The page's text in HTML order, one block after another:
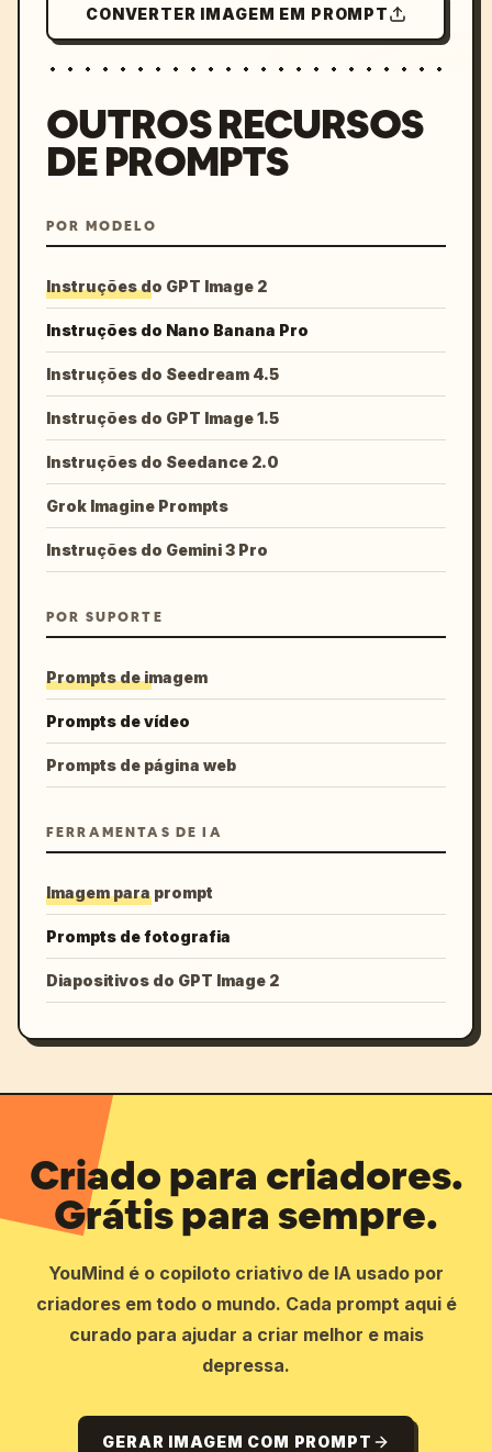
CONVERTER IMAGEM EM PROMPT
OUTROS RECURSOS
DE PROMPTS
POR MODELO
Instruções do GPT Image 2
Instruções do Nano Banana Pro
Instruções do Seedream 4.5
Instruções do GPT Image 1.5
Instruções do Seedance 2.0
Grok Imagine Prompts
Instruções do Gemini 3 Pro
POR SUPORTE
Prompts de imagem
Prompts de vídeo
Prompts de página web
FERRAMENTAS DE IA
Imagem para prompt
Prompts de fotografia
Diapositivos do GPT Image 2
Criado para criadores.
Grátis para sempre.
YouMind é o copiloto criativo de IA usado por
criadores em todo o mundo. Cada prompt aqui é
curado para ajudar a criar melhor e mais
depressa.
GERAR IMAGEM COM PROMPT